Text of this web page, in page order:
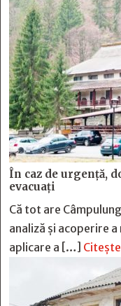
În caz de urgență,
evacuați
Că tot are
analiză și acoperire
aplicare a […]